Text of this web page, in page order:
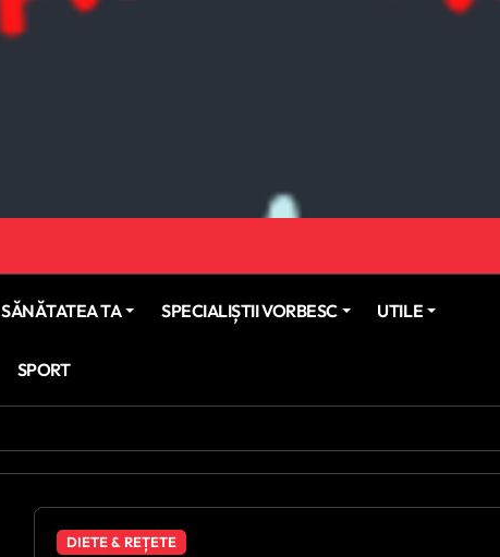
SĂNĂTATEA TA SPECIALIȘTII VORBESC UTILE
SPORT
DIETE & REȚETE